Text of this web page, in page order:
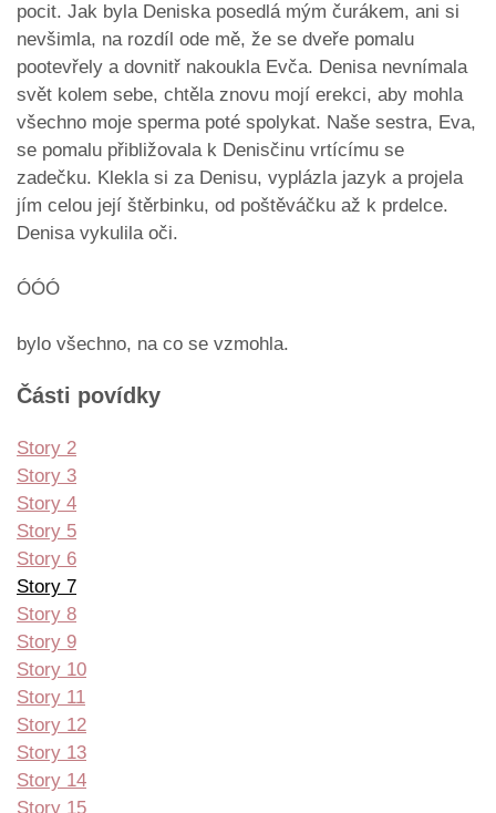
pocit. Jak byla Deniska posedlá mým čurákem, ani si
nevšimla, na rozdíl ode mě, že se dveře pomalu
pootevřely a dovnitř nakoukla Evča. Denisa nevnímala
svět kolem sebe, chtěla znovu mojí erekci, aby mohla
všechno moje sperma poté spolykat. Naše sestra, Eva,
se pomalu přibližovala k Denisčinu vrtícímu se
zadečku. Klekla si za Denisu, vyplázla jazyk a projela
jím celou její štěrbinku, od poštěváčku až k prdelce.
Denisa vykulila oči.
ÓÓÓ
bylo všechno, na co se vzmohla.
Části povídky
Story 2
Story 3
Story 4
Story 5
Story 6
Story 7
Story 8
Story 9
Story 10
Story 11
Story 12
Story 13
Story 14
Story 15